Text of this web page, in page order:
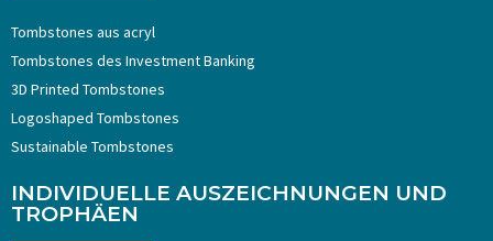
Tombstones aus acryl
Tombstones ​​des Investment Banking
3D Printed Tombstones
Logoshaped Tombstones
Sustainable Tombstones
INDIVIDUELLE AUSZEICHNUNGEN UND
TROPHÄEN